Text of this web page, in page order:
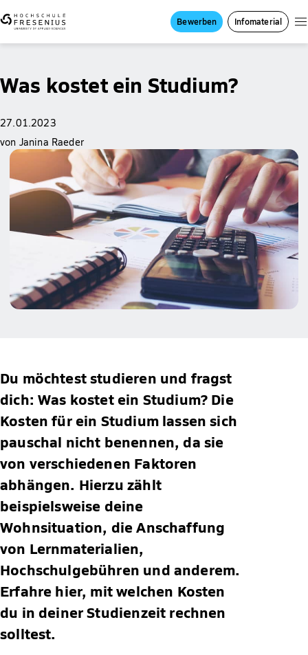
Bewerben Infomaterial
Was kostet ein Studium?
27.01.2023
von Janina Raeder
Du möchtest studieren und fragst
dich: Was kostet ein Studium? Die
Kosten für ein Studium lassen sich
pauschal nicht benennen, da sie
von verschiedenen Faktoren
abhängen. Hierzu zählt
beispielsweise deine
Wohnsituation, die Anschaffung
von Lernmaterialien,
Hochschulgebühren und anderem.
Erfahre hier, mit welchen Kosten
du in deiner Studienzeit rechnen
solltest.